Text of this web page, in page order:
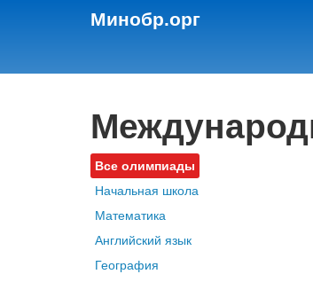
Минобр.орг
Все олимпиады
Начальная школа
Математика
Английский язык
География